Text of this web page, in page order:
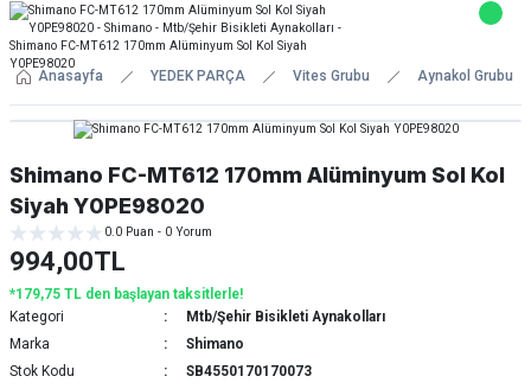
Anasayfa YEDEK PARÇA Vites Grubu Aynakol Grubu
Shimano FC-MT612 170mm Alüminyum Sol Kol
Siyah Y0PE98020
0.0 Puan - 0 Yorum
994,00TL
*179,75 TL den başlayan taksitlerle!
Kategori
Mtb/Şehir Bisikleti Aynakolları
Marka
Shimano
Stok Kodu
SB4550170170073